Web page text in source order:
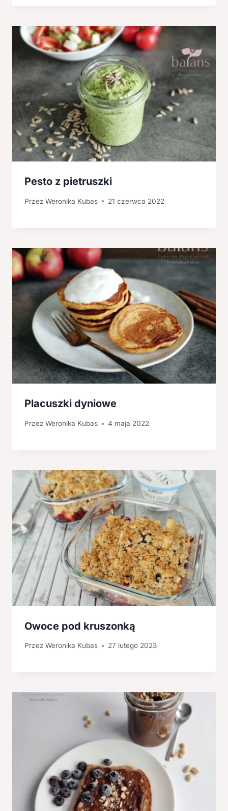
Pesto z pietruszki
Przez Weronika Kubas 21 czerwca 2022
Placuszki dyniowe
Przez Weronika Kubas 4 maja 2022
Owoce pod kruszonką
Przez Weronika Kubas 27 lutego 2023